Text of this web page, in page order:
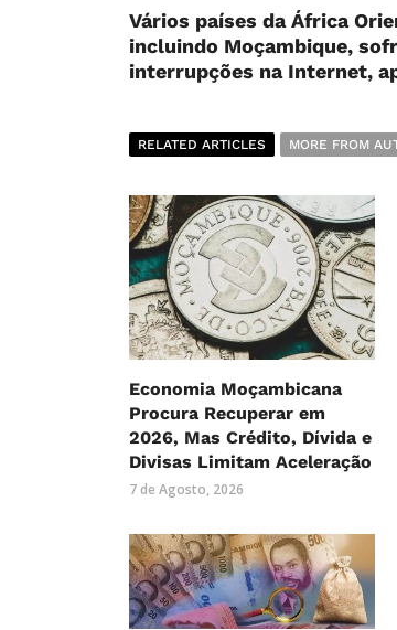
Vários países da África
incluindo Moçambique,
interrupções na Internet,
RELATED ARTICLES MORE FROM
Economia Moçambicana
Procura Recuperar em
2026, Mas Crédito, Dívida e
Divisas Limitam Aceleração
7 de Agosto, 2026